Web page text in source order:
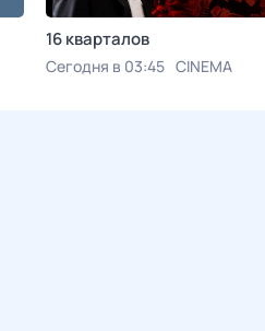
16 кварталов
Сегодня в 03:45 CINEMA